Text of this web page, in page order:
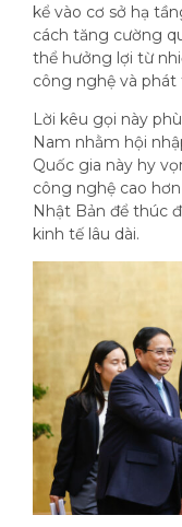
kể vào cơ sở hạ
cách tăng cường
thể hưởng lợi từ
công nghệ và phát
Lời kêu gọi này
Nam nhằm hội
Quốc gia này hy
công nghệ cao
Nhật Bản để thúc
kinh tế lâu dài.